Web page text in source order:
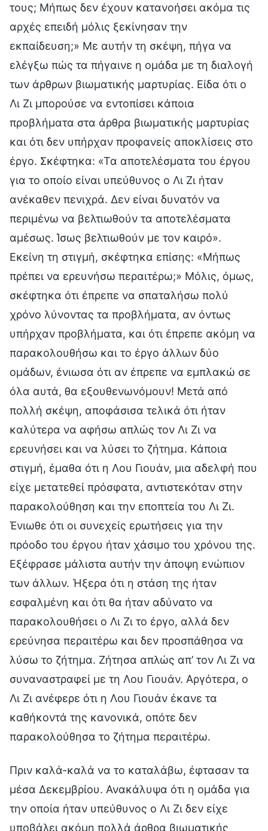
τους; Μήπως δεν έχουν κατανοήσει ακόμα τις
αρχές επειδή μόλις ξεκίνησαν την
εκπαίδευση;» Με αυτήν τη σκέψη, πήγα να
ελέγξω πώς τα πήγαινε η ομάδα με τη διαλογή
των άρθρων βιωματικής μαρτυρίας. Είδα ότι ο
Λι Ζι μπορούσε να εντοπίσει κάποια
προβλήματα στα άρθρα βιωματικής μαρτυρίας
και ότι δεν υπήρχαν προφανείς αποκλίσεις στο
έργο. Σκέφτηκα: «Τα αποτελέσματα του έργου
για το οποίο είναι υπεύθυνος ο Λι Ζι ήταν
ανέκαθεν πενιχρά. Δεν είναι δυνατόν να
περιμένω να βελτιωθούν τα αποτελέσματα
αμέσως. Ίσως βελτιωθούν με τον καιρό».
Εκείνη τη στιγμή, σκέφτηκα επίσης: «Μήπως
πρέπει να ερευνήσω περαιτέρω;» Μόλις, όμως,
σκέφτηκα ότι έπρεπε να σπαταλήσω πολύ
χρόνο λύνοντας τα προβλήματα, αν όντως
υπήρχαν προβλήματα, και ότι έπρεπε ακόμη να
παρακολουθήσω και το έργο άλλων δύο
ομάδων, ένιωσα ότι αν έπρεπε να εμπλακώ σε
όλα αυτά, θα εξουθενωνόμουν! Μετά από
πολλή σκέψη, αποφάσισα τελικά ότι ήταν
καλύτερα να αφήσω απλώς τον Λι Ζι να
ερευνήσει και να λύσει το ζήτημα. Κάποια
στιγμή, έμαθα ότι η Λου Γιουάν, μια αδελφή που
είχε μετατεθεί πρόσφατα, αντιστεκόταν στην
παρακολούθηση και την εποπτεία του Λι Ζι.
Ένιωθε ότι οι συνεχείς ερωτήσεις για την
πρόοδο του έργου ήταν χάσιμο του χρόνου της.
Εξέφρασε μάλιστα αυτήν την άποψη ενώπιον
των άλλων. Ήξερα ότι η στάση της ήταν
εσφαλμένη και ότι θα ήταν αδύνατο να
παρακολουθήσει ο Λι Ζι το έργο, αλλά δεν
ερεύνησα περαιτέρω και δεν προσπάθησα να
λύσω το ζήτημα. Ζήτησα απλώς απ’ τον Λι Ζι να
συναναστραφεί με τη Λου Γιουάν. Αργότερα, ο
Λι Ζι ανέφερε ότι η Λου Γιουάν έκανε τα
καθήκοντά της κανονικά, οπότε δεν
παρακολούθησα το ζήτημα περαιτέρω.
Πριν καλά-καλά να το καταλάβω, έφτασαν τα
μέσα Δεκεμβρίου. Ανακάλυψα ότι η ομάδα για
την οποία ήταν υπεύθυνος ο Λι Ζι δεν είχε
υποβάλει ακόμη πολλά άρθρα βιωματικής